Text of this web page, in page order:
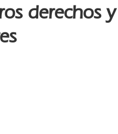
derechos y